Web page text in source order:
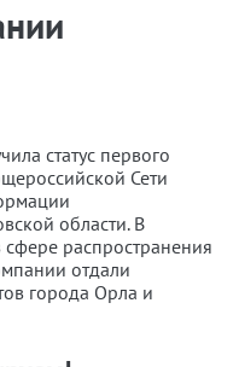
статус первого
Сети
области. В
сфере распространения
отдали
города Орла и